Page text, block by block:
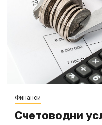
Финанси
Счетоводни